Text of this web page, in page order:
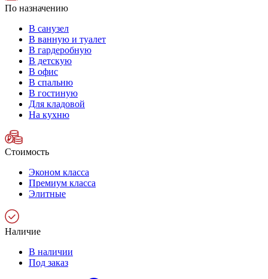
По назначению
В санузел
В ванную и туалет
В гардеробную
В детскую
В офис
В спальню
В гостиную
Для кладовой
На кухню
Стоимость
Эконом класса
Премиум класса
Элитные
Наличие
В наличии
Под заказ